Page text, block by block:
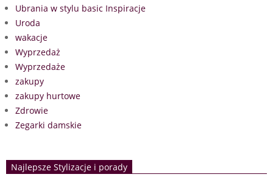
Ubrania w stylu basic Inspiracje
Uroda
wakacje
Wyprzedaż
Wyprzedaże
zakupy
zakupy hurtowe
Zdrowie
Zegarki damskie
Najlepsze Stylizacje i porady